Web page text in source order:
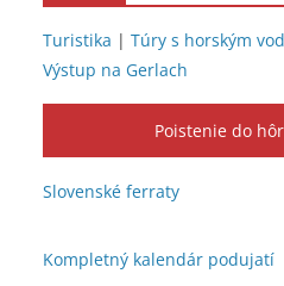
Turistika | Túry s horským
Výstup na Gerlach
Poistenie do
Slovenské ferraty
Kompletný kalendár podujatí